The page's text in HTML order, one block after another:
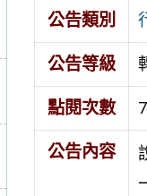
公告類別
公告等級
點閱次數
公告內容